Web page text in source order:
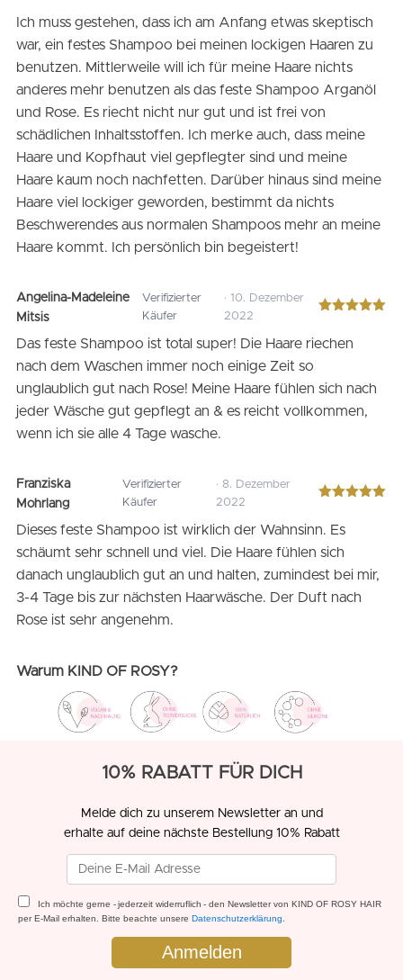
mit5von 5
Ich muss gestehen, dass ich am Anfang etwas skeptisch
war, ein festes Shampoo bei meinen lockigen Haaren zu
benutzen. Mittlerweile will ich für meine Haare nichts
anderes mehr benutzen als das feste Shampoo Arganöl
und Rose. Es riecht nicht nur gut und ist frei von
schädlichen Inhaltsstoffen. Ich merke auch, dass meine
Haare und Kopfhaut viel gepflegter sind und meine
Haare kaum noch nachfetten. Darüber hinaus sind meine
Haare viel lockiger geworden, bestimmt da nichts
Beschwerendes aus normalen Shampoos mehr an meine
Haare kommt. Ich persönlich bin begeistert!
Angelina-Madeleine
Mitsis
Verifizierter
Käufer
· 10. Dezember
2022
mit
Das feste Shampoo ist total super! Die Haare riechen
nach dem Waschen immer noch einige Zeit so
unglaublich gut nach Rose! Meine Haare fühlen sich nach
jeder Wäsche gut gepflegt an & es reicht vollkommen,
wenn ich sie alle 4 Tage wasche.
Franziska
Mohrlang
Verifizierter
Käufer
· 8. Dezember
2022
mit
Dieses feste Shampoo ist wirklich der Wahnsinn. Es
schäumt sehr schnell und viel. Die Haare fühlen sich
danach unglaublich gut an und halten, zumindest bei mir,
3-4 Tage bis zur nächsten Haarwäsche. Der Duft nach
Rose ist sehr angenehm.
Warum KIND OF ROSY?
10% RABATT FÜR DICH
Melde dich zu unserem Newsletter an und
erhalte auf deine nächste Bestellung 10% Rabatt
Ich möchte gerne - jederzeit widerruflich - den Newsletter von KIND OF ROSY HAIR
per E-Mail erhalten. Bitte beachte unsere Datenschutzerklärung.